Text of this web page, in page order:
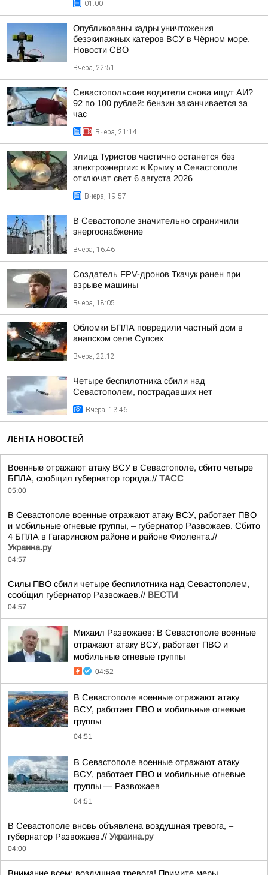
01:00
Опубликованы кадры уничтожения
безэкипажных катеров ВСУ в Чёрном море.
Новости СВО
Вчера, 22:51
Севастопольские водители снова ищут АИ?
92 по 100 рублей: бензин заканчивается за
час
Вчера, 21:14
Улица Туристов частично останется без
электроэнергии: в Крыму и Севастополе
отключат свет 6 августа 2026
Вчера, 19:57
В Севастополе значительно ограничили
энергоснабжение
Вчера, 16:46
Создатель FPV-дронов Ткачук ранен при
взрыве машины
Вчера, 18:05
Обломки БПЛА повредили частный дом в
анапском селе Супсех
Вчера, 22:12
Четыре беспилотника сбили над
Севастополем, пострадавших нет
Вчера, 13:46
ЛЕНТА НОВОСТЕЙ
Военные отражают атаку ВСУ в Севастополе, сбито четыре
БПЛА, сообщил губернатор города.// ТАСС
05:00
В Севастополе военные отражают атаку ВСУ, работает ПВО
и мобильные огневые группы, – губернатор Развожаев. Сбито
4 БПЛА в Гагаринском районе и районе Фиолента.//
Украина.ру
04:57
Силы ПВО сбили четыре беспилотника над Севастополем,
сообщил губернатор Развожаев.// ВЕСТИ
04:57
Михаил Развожаев: В Севастополе военные
отражают атаку ВСУ, работает ПВО и
мобильные огневые группы
04:52
В Севастополе военные отражают атаку
ВСУ, работает ПВО и мобильные огневые
группы
04:51
В Севастополе военные отражают атаку
ВСУ, работает ПВО и мобильные огневые
группы — Развожаев
04:51
В Севастополе вновь объявлена воздушная тревога, –
губернатор Развожаев.// Украина.ру
04:00